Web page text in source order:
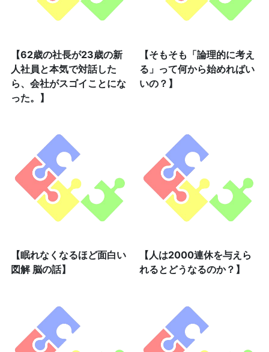
【62歳の社長が23歳の新
人社員と本気で対話した
ら、会社がスゴイことにな
った。】
【そもそも「論理的に考え
る」って何から始めればい
いの？】
【眠れなくなるほど面白い
図解 脳の話】
【人は2000連休を与えら
れるとどうなるのか？】